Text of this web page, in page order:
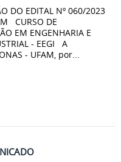
DO EDITAL Nº 060/2023
CURSO DE
EM ENGENHARIA E
- EEGI A
- UFAM, por...